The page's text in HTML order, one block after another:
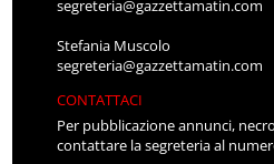
segreteria@gazzettamatin.com
Stefania Muscolo
segreteria@gazzettamatin.com
CONTATTACI
Per pubblicazione annunci,
contattare la segreteria al